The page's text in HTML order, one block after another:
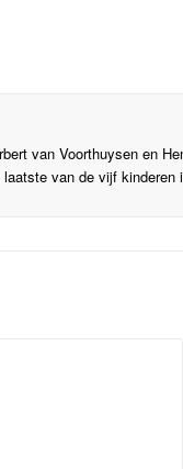
van Voorthuysen en
van de vijf kinderen